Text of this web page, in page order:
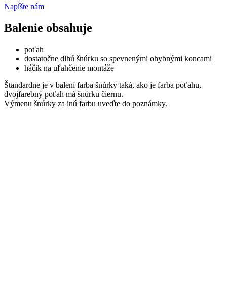
Napíšte nám
Balenie obsahuje
poťah
dostatočne dlhú šnúrku so spevnenými ohybnými koncami
háčik na uľahčenie montáže
Štandardne je v balení farba šnúrky taká, ako je farba poťahu,
dvojfarebný poťah má šnúrku čiernu.
Výmenu šnúrky za inú farbu uveďte do poznámky.